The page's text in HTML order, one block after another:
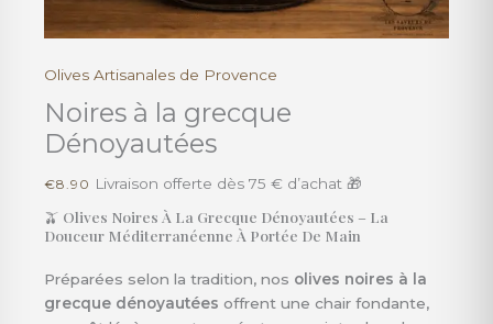
Olives Artisanales de Provence
Noires à la grecque
Dénoyautées
€8.90 Livraison offerte dès 75 € d’achat 🎁
🫒 Olives Noires À La Grecque Dénoyautées – La
Douceur Méditerranéenne À Portée De Main
Préparées selon la tradition, nos olives noires à la
grecque dénoyautées offrent une chair fondante,
quantité
de
Noires
à
Dénoyautées